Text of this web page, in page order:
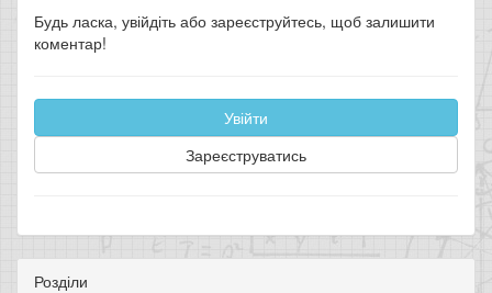
Будь ласка, увійдіть або зареєструйтесь, щоб залишити
коментар!
Увійти
Зареєструватись
Розділи